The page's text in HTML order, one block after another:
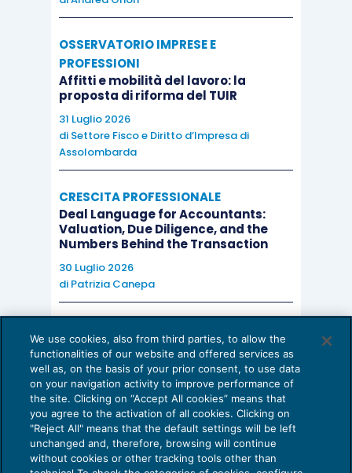
OSSERVATORIO IMPRESE E
PROFESSIONI
Affitti e mobilità del lavoro: la
proposta di riforma del TUIR
31 Luglio 2026
di Settore Fisco e Diritto d’Impresa di
Assolombarda
CRESCITA PROFESSIONALE
Deal Language for Accountants:
Valuation, Due Diligence, and the
Numbers Behind the Transaction
30 Luglio 2026
di Patrizia Canepa
EU AI Act e studi professionali: le
scadenze concrete
27 Luglio 2026
di Diego BarberieStefano Dovier
We use cookies, also from third parties, to allow the
functionalities of our website and offered services as
well as, on the basis of your prior consent, to use data
on your navigation activity to improve performance of
the site. Clicking on “Accept All cookies” means that
you agree to the activation of all cookies. Clicking on
"Reject All" means that the default settings will be left
unchanged and, therefore, browsing will continue
without cookies or other tracking tools other than